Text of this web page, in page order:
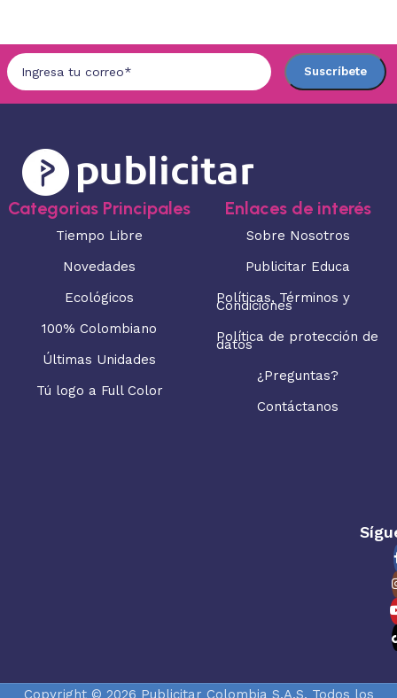
Categorias Principales
Tiempo Libre
Novedades
Ecológicos
100% Colombiano
Últimas Unidades
Tú logo a Full Color
Enlaces de interés
Sobre Nosotros
Publicitar Educa
Políticas, Términos y
Condiciones
Política de protección de
datos
¿Preguntas?
Contáctanos
Copyright © 2026 Publicitar Colombia S.A.S. Todos los